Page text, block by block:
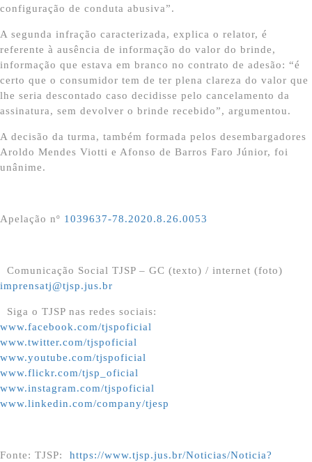
configuração de conduta abusiva”.
A segunda infração caracterizada, explica o relator, é
referente à ausência de informação do valor do brinde,
informação que estava em branco no contrato de adesão: “é
certo que o consumidor tem de ter plena clareza do valor que
lhe seria descontado caso decidisse pelo cancelamento da
assinatura, sem devolver o brinde recebido”, argumentou.
A decisão da turma, também formada pelos desembargadores
Aroldo Mendes Viotti e Afonso de Barros Faro Júnior, foi
unânime.
Apelação nº 1039637-78.2020.8.26.0053
Comunicação Social TJSP – GC (texto) / internet (foto)
imprensatj@tjsp.jus.br
Siga o TJSP nas redes sociais:
www.facebook.com/tjspoficial
www.twitter.com/tjspoficial
www.youtube.com/tjspoficial
www.flickr.com/tjsp_oficial
www.instagram.com/tjspoficial
www.linkedin.com/company/tjesp
Fonte: TJSP: https://www.tjsp.jus.br/Noticias/Noticia?